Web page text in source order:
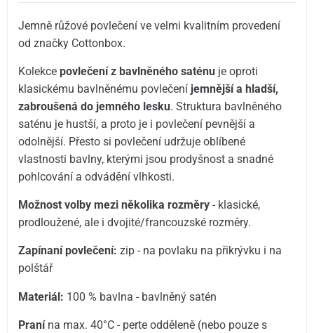
Jemně růžové povlečení ve velmi kvalitním provedení
od značky Cottonbox.
Kolekcepovlečení z bavlněného saténu je oproti
klasickému bavlněnému povlečení jemnější a hladší,
zabroušená do jemného lesku. Struktura bavlněného
saténu je hustší, a proto je i povlečení pevnější a
odolnější. Přesto si povlečení udržuje oblíbené
vlastnosti bavlny, kterými jsou prodyšnost a snadné
pohlcování a odvádění vlhkosti.
Možnost volby mezi několika rozměry - klasické,
prodloužené, ale i dvojité/francouzské rozměry.
Zapínaní povlečení: zip - na povlaku na přikrývku i na
polštář
Materiál: 100 % bavlna - bavlněný satén
Pranína max. 40°C - perte odděleně (nebo pouze s